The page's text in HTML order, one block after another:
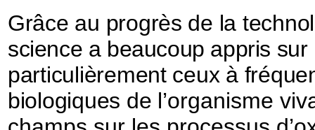
Grâce au progrès de la
science a beaucoup appris sur
particulièrement ceux à
biologiques de l’organisme